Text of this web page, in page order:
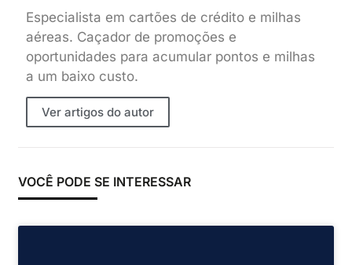
Especialista em cartões de crédito e milhas
aéreas. Caçador de promoções e
oportunidades para acumular pontos e milhas
a um baixo custo.
Ver artigos do autor
VOCÊ PODE SE INTERESSAR